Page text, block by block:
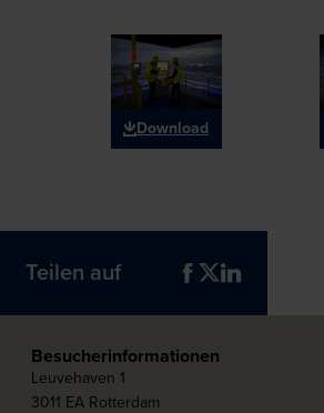
Download
Teilen auf
Besucherinformationen
Leuvehaven 1
3011 EA Rotterdam